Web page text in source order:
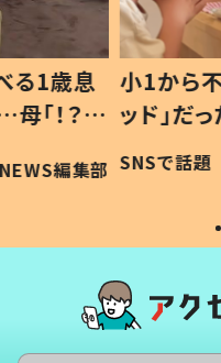
歳息
？」
編集部
小1から不登
ッド」だっ
作り続ける
#令和の子
SNSで話題